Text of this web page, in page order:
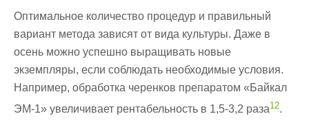
Оптимальное количество процедур и правильный
вариант метода зависят от вида культуры. Даже в
осень можно успешно выращивать новые
экземпляры, если соблюдать необходимые условия.
Например, обработка черенков препаратом «Байкал
ЭМ-1» увеличивает рентабельность в 1,5-3,2 раза12.